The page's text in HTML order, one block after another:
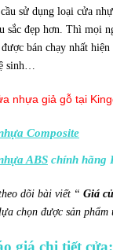
sử dụng loại cửa
sắc đẹp hơn. Thì mọi
bán chạy nhất
sinh…
nhựa giả gỗ tại
Composite
ABS chính hãng
dõi bài viết “ Giá
chọn được sản phẩm
giá chi tiết cửa: